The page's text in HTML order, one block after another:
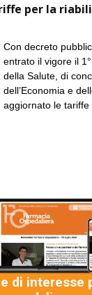
per la
Con decreto
entrato il vigore il
della Salute, di
dell’Economia e
aggiornato le tariffe
di interesse